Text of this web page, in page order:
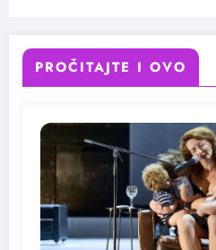
PROČITAJTE I OVO